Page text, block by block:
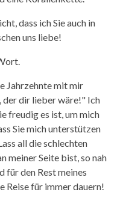
dass ich Sie auch in
uns liebe!
Jahrzehnte mit mir
der dir lieber wäre!" Ich
freudig es ist, um mich
Sie mich unterstützen
all die schlechten
meiner Seite bist, so nah
für den Rest meines
Reise für immer dauern!